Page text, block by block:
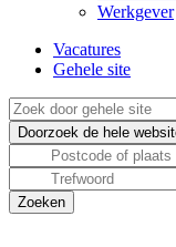
Werkgever
Vacatures
Gehele site